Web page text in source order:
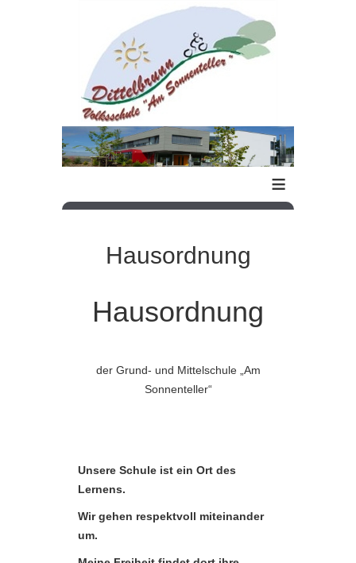
≡
Hausordnung
Hausordnung
der Grund- und Mittelschule „Am
Sonnenteller“
Unsere Schule ist ein Ort des
Lernens.
Wir gehen respektvoll miteinander
um.